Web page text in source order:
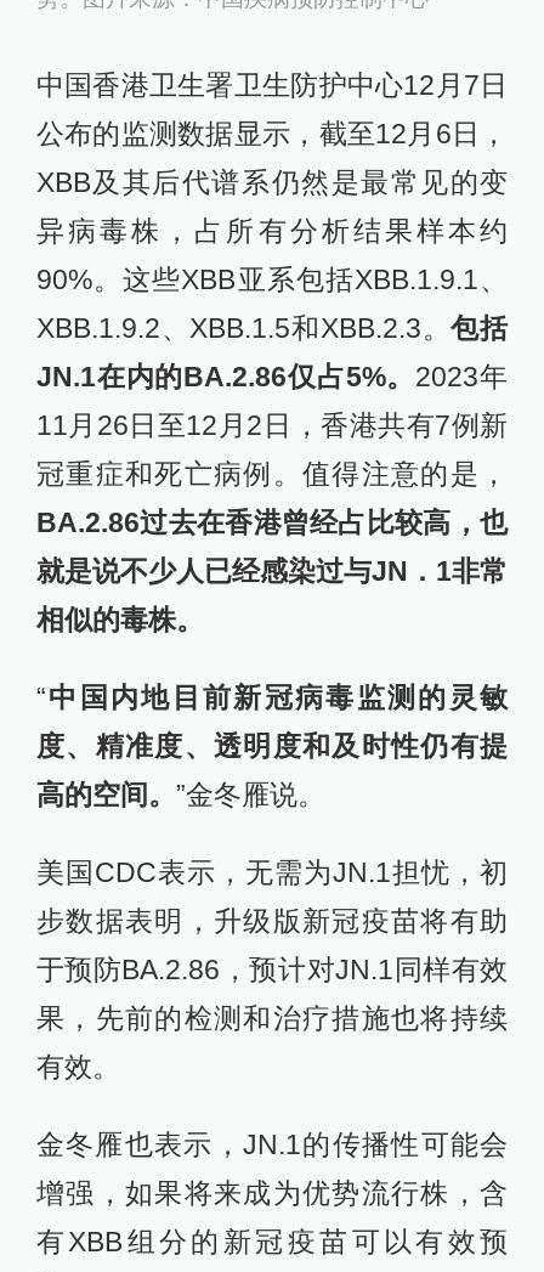
中国香港卫生署卫生防护中心12月7日
公布的监测数据显示，截至12月6日，
XBB及其后代谱系仍然是最常见的变
异病毒株，占所有分析结果样本约
90%。这些XBB亚系包括XBB.1.9.1、
XBB.1.9.2、XBB.1.5和XBB.2.3。包括
JN.1在内的BA.2.86仅占5%。 2023年
11月26日至12月2日，香港共有7例新
冠重症和死亡病例。值得注意的是，
BA.2.86过去在香港曾经占比较高，也
就是说不少人已经感染过与JN．1非常
相似的毒株。
“中国内地目前新冠病毒监测的灵敏
度、精准度、透明度和及时性仍有提
高的空间。 ”金冬雁说。
美国CDC表示，无需为JN.1担忧，初
步数据表明，升级版新冠疫苗将有助
于预防BA.2.86，预计对JN.1同样有效
果，先前的检测和治疗措施也将持续
有效。
金冬雁也表示，JN.1的传播性可能会
增强，如果将来成为优势流行株，含
有XBB组分的新冠疫苗可以有效预